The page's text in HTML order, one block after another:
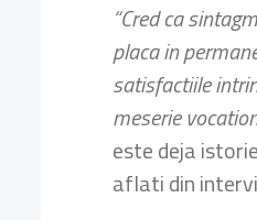
“Cred ca
placa in
satisfactiile
meserie
este deja
aflati din